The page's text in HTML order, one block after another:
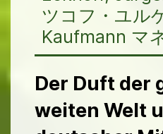
ツコフ・ユル
Kaufmann マ
Der Duft der
weiten Welt